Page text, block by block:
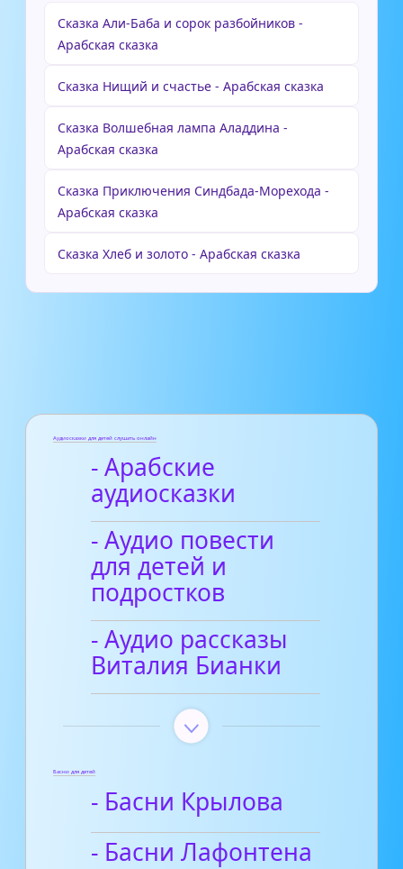
Сказка Али-Баба и сорок разбойников -
Арабская сказка
Сказка Нищий и счастье - Арабская сказка
Сказка Волшебная лампа Аладдина -
Арабская сказка
Сказка Приключения Синдбада-Морехода -
Арабская сказка
Сказка Хлеб и золото - Арабская сказка
Аудиосказки для детей слушать онлайн
- Арабские
аудиосказки
- Аудио повести
для детей и
подростков
- Аудио рассказы
Виталия Бианки
Басни для детей
- Басни Крылова
- Басни Лафонтена